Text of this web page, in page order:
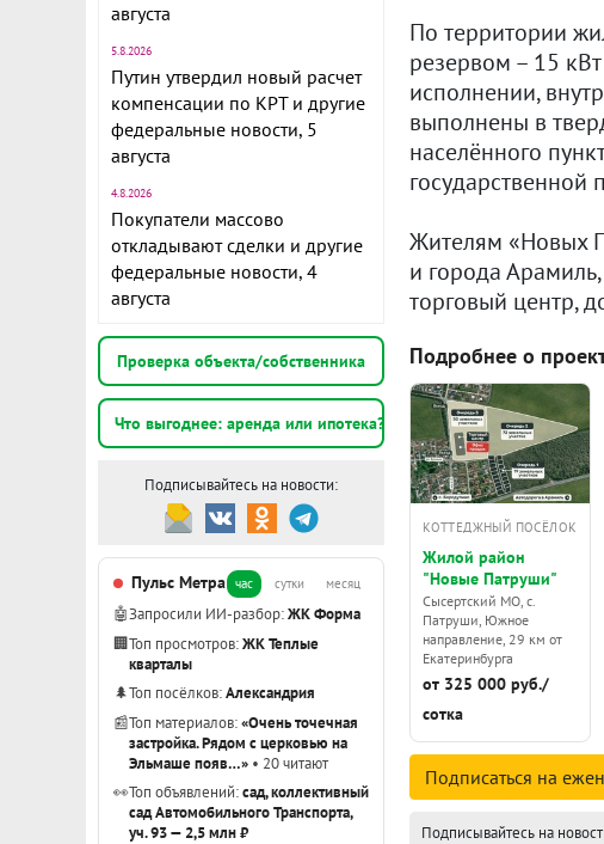
августа
5.8.2026
Путин утвердил новый расчет
компенсации по КРТ и другие
федеральные новости, 5
августа
4.8.2026
Покупатели массово
откладывают сделки и другие
федеральные новости, 4
августа
Проверка объекта/собственника
Что выгоднее: аренда или ипотека?
Подписывайтесь на новости:
Пульс Метра час сутки месяц
🤖Запросили ИИ-разбор:ЖК Форма
🏢Топ просмотров:ЖК Теплые
кварталы
🌲Топ посёлков:Александрия
📰Топ материалов:«Очень точечная
застройка. Рядом с церковью на
Эльмаше появ…» • 20 читают
👀Топ объявлений:сад, коллективный
сад Автомобильного Транспорта,
уч. 93 — 2,5 млн ₽
По территории
резервом – 15
исполнении,
выполнены в
населённого
государственной
Жителям «Новых
и города
торговый центр,
Подробнее о
КОТТЕДЖНЫЙ ПОСЁЛОК
Жилой район
"Новые Патруши"
Сысертский МО, с.
Патруши, Южное
направление, 29 км от
Екатеринбурга
от 325 000 руб./
сотка
Подписаться на
Подписывайтесь на